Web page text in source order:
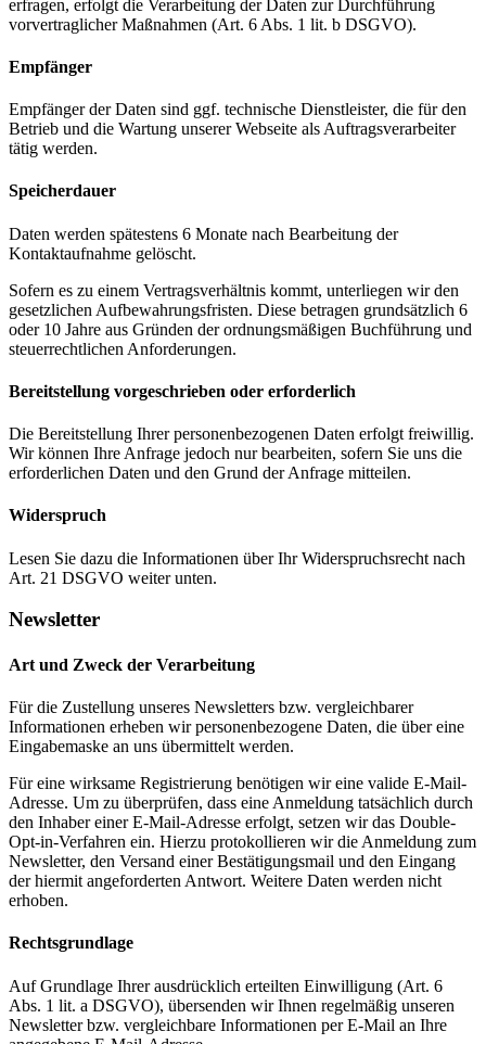
erfragen, erfolgt die Verarbeitung der Daten zur Durchführung
vorvertraglicher Maßnahmen (Art. 6 Abs. 1 lit. b DSGVO).
Empfänger
Empfänger der Daten sind ggf. technische Dienstleister, die für den
Betrieb und die Wartung unserer Webseite als Auftragsverarbeiter
tätig werden.
Speicherdauer
Daten werden spätestens 6 Monate nach Bearbeitung der
Kontaktaufnahme gelöscht.
Sofern es zu einem Vertragsverhältnis kommt, unterliegen wir den
gesetzlichen Aufbewahrungsfristen. Diese betragen grundsätzlich 6
oder 10 Jahre aus Gründen der ordnungsmäßigen Buchführung und
steuerrechtlichen Anforderungen.
Bereitstellung vorgeschrieben oder erforderlich
Die Bereitstellung Ihrer personenbezogenen Daten erfolgt freiwillig.
Wir können Ihre Anfrage jedoch nur bearbeiten, sofern Sie uns die
erforderlichen Daten und den Grund der Anfrage mitteilen.
Widerspruch
Lesen Sie dazu die Informationen über Ihr Widerspruchsrecht nach
Art. 21 DSGVO weiter unten.
Newsletter
Art und Zweck der Verarbeitung
Für die Zustellung unseres Newsletters bzw. vergleichbarer
Informationen erheben wir personenbezogene Daten, die über eine
Eingabemaske an uns übermittelt werden.
Für eine wirksame Registrierung benötigen wir eine valide E-Mail-
Adresse. Um zu überprüfen, dass eine Anmeldung tatsächlich durch
den Inhaber einer E-Mail-Adresse erfolgt, setzen wir das Double-
Opt-in-Verfahren ein. Hierzu protokollieren wir die Anmeldung zum
Newsletter, den Versand einer Bestätigungsmail und den Eingang
der hiermit angeforderten Antwort. Weitere Daten werden nicht
erhoben.
Rechtsgrundlage
Auf Grundlage Ihrer ausdrücklich erteilten Einwilligung (Art. 6
Abs. 1 lit. a DSGVO), übersenden wir Ihnen regelmäßig unseren
Newsletter bzw. vergleichbare Informationen per E-Mail an Ihre